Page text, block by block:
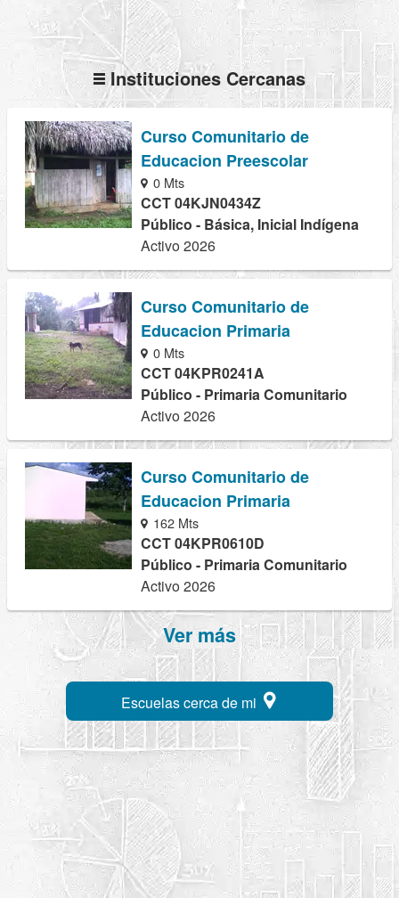
Instituciones Cercanas
Curso Comunitario de
Educacion Preescolar
0 Mts
CCT 04KJN0434Z
Público - Básica, Inicial Indígena
Activo 2026
Curso Comunitario de
Educacion Primaria
0 Mts
CCT 04KPR0241A
Público - Primaria Comunitario
Activo 2026
Curso Comunitario de
Educacion Primaria
162 Mts
CCT 04KPR0610D
Público - Primaria Comunitario
Activo 2026
Ver más
Escuelas cerca de mi